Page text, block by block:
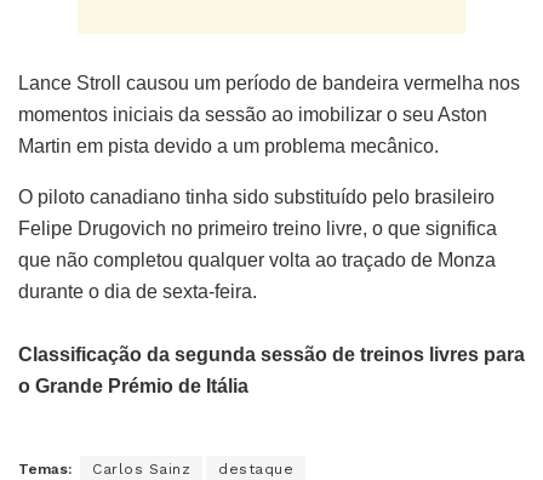
Lance Stroll causou um período de bandeira vermelha nos
momentos iniciais da sessão ao imobilizar o seu Aston
Martin em pista devido a um problema mecânico.
O piloto canadiano tinha sido substituído pelo brasileiro
Felipe Drugovich no primeiro treino livre, o que significa
que não completou qualquer volta ao traçado de Monza
durante o dia de sexta-feira.
Classificação da segunda sessão de treinos livres para
o Grande Prémio de Itália
Temas: Carlos Sainz destaque